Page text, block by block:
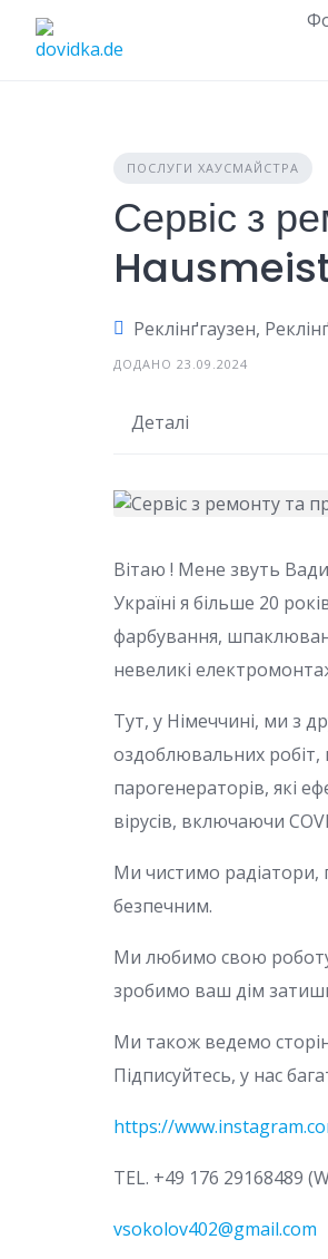
ПОСЛУГИ ХАУСМАЙСТРА
Сервіс з
Реклінґгаузен,
ДОДАНО 23.09.2024
Деталі
Вітаю ! Мене звуть
Україні я більше 20
фарбування,
невеликі
Тут, у Німеччині, ми з
оздоблювальних
парогенераторів, які
вірусів, включаючи
Ми чистимо радіатори,
безпечним.
Ми любимо свою роботу
зробимо ваш дім
Ми також ведемо
Підписуйтесь, у нас
https://
TEL. +49 176 29168489
vsokolov402@gmail.com